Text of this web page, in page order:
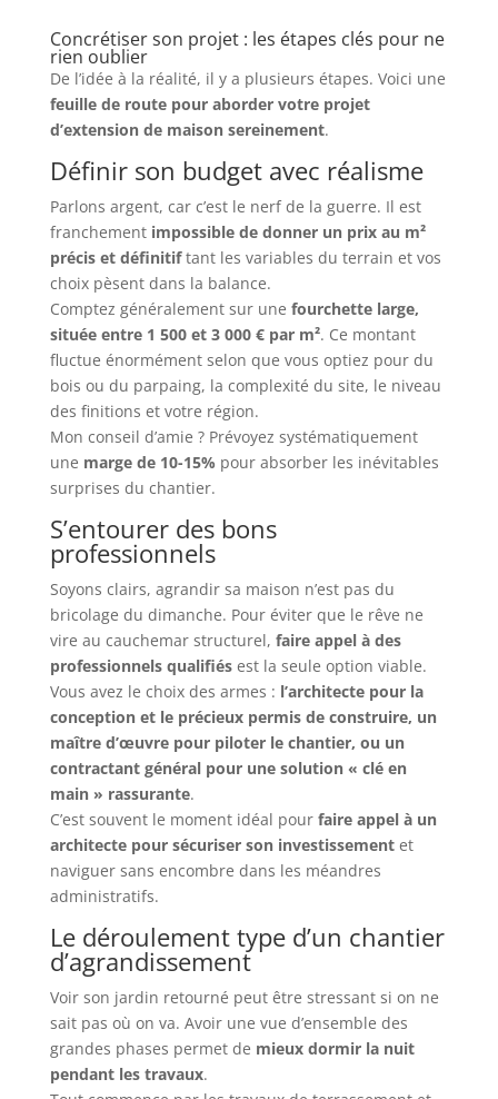
Concrétiser son projet : les étapes clés pour ne
rien oublier
De l’idée à la réalité, il y a plusieurs étapes. Voici une
feuille de route pour aborder votre projet
d’extension de maison sereinement.
Définir son budget avec réalisme
Parlons argent, car c’est le nerf de la guerre. Il est
franchement impossible de donner un prix au m²
précis et définitiftant les variables du terrain et vos
choix pèsent dans la balance.
Comptez généralement sur une fourchette large,
située entre 1 500 et 3 000 € par m². Ce montant
fluctue énormément selon que vous optiez pour du
bois ou du parpaing, la complexité du site, le niveau
des finitions et votre région.
Mon conseil d’amie ? Prévoyez systématiquement
une marge de 10-15% pour absorber les inévitables
surprises du chantier.
S’entourer des bons
professionnels
Soyons clairs, agrandir sa maison n’est pas du
bricolage du dimanche. Pour éviter que le rêve ne
vire au cauchemar structurel, faire appel à des
professionnels qualifiésest la seule option viable.
Vous avez le choix des armes : l’architecte pour la
conception et le précieux permis de construire, un
maître d’œuvre pour piloter le chantier, ou un
contractant général pour une solution « clé en
main » rassurante.
C’est souvent le moment idéal pour faire appel à un
architecte pour sécuriser son investissementet
naviguer sans encombre dans les méandres
administratifs.
Le déroulement type d’un chantier
d’agrandissement
Voir son jardin retourné peut être stressant si on ne
sait pas où on va. Avoir une vue d’ensemble des
grandes phases permet de mieux dormir la nuit
pendant les travaux.